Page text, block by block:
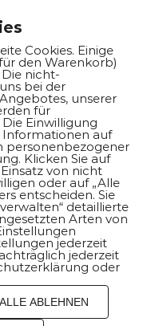
Modelle
Cookies. Einige
den Warenkorb)
nicht-
bei der
unserer
für
Einwilligung
Informationen auf
personenbezogener
Klicken Sie auf
von nicht
oder auf „Alle
entscheiden. Sie
detaillierte
Arten von
jederzeit
jederzeit
oder
ALLE ABLEHNEN